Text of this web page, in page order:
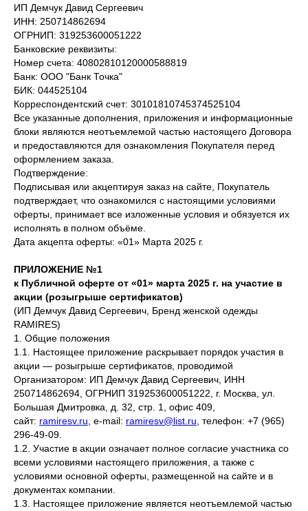
ИП Демчук Давид Сергеевич
ИНН: 250714862694
ОГРНИП: 319253600051222
Банковские реквизиты:
Номер счета: 40802810120000588819
Банк: ООО "Банк Точка"
БИК: 044525104
Корреспондентский счет: 30101810745374525104
Все указанные дополнения, приложения и информационные
блоки являются неотъемлемой частью настоящего Договора
и предоставляются для ознакомления Покупателя перед
оформлением заказа.
Подтверждение:
Подписывая или акцептируя заказ на сайте, Покупатель
подтверждает, что ознакомился с настоящими условиями
оферты, принимает все изложенные условия и обязуется их
исполнять в полном объёме.
Дата акцепта оферты: «01» Марта 2025 г.
ПРИЛОЖЕНИЕ №1
к Публичной оферте от «01» марта 2025 г. на участие в
акции (розыгрыше сертификатов)
(ИП Демчук Давид Сергеевич, Бренд женской одежды
RAMIRES)
1. Общие положения
1.1. Настоящее приложение раскрывает порядок участия в
акции — розыгрыше сертификатов, проводимой
Организатором: ИП Демчук Давид Сергеевич, ИНН
250714862694, ОГРНИП 319253600051222, г. Москва, ул.
Большая Дмитровка, д. 32, стр. 1, офис 409,
сайт: ramiresv.ru , e-mail: ramiresv@list.ru , телефон: +7 (965)
296-49-09.
1.2. Участие в акции означает полное согласие участника со
всеми условиями настоящего приложения, а также с
условиями основной оферты, размещенной на сайте и в
документах компании.
1.3. Настоящее приложение является неотъемлемой частью